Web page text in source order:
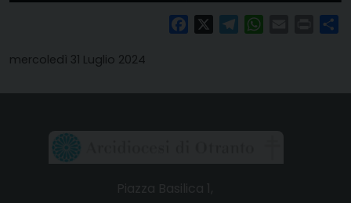
FacebookTelegramWhatsAppPrint
mercoledì 31 Luglio 2024